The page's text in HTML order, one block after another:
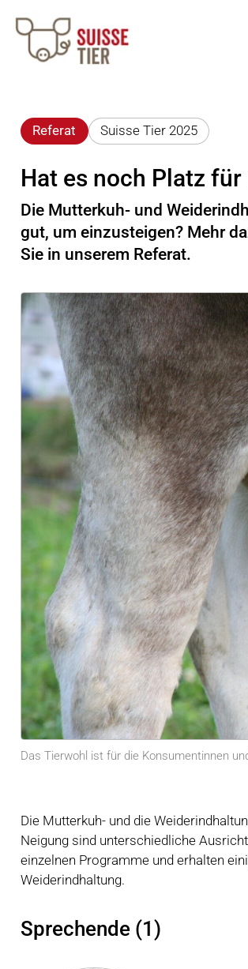
Referat Suisse Tier 2025
Hat es noch Platz
Die Mutterkuh- und
gut, um einzusteigen? Mehr
Sie in unserem Referat.
Das Tierwohl ist für die Konsumentinnen
Die Mutterkuh- und die
Neigung sind unterschiedliche
einzelnen Programme und erhalten
Weiderindhaltung.
Sprechende (1)